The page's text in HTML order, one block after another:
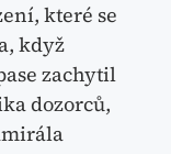
které se
když
zachytil
dozorců,